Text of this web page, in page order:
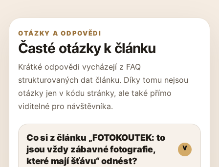
OTÁZKY A ODPOVĚDI
Časté otázky k článku
Krátké odpovědi vycházejí z FAQ
strukturovaných dat článku. Díky tomu nejsou
otázky jen v kódu stránky, ale také přímo
viditelné pro návštěvníka.
Co si z článku „FOTOKOUTEK: to
jsou vždy zábavné fotografie,
které mají šťávu“ odnést?